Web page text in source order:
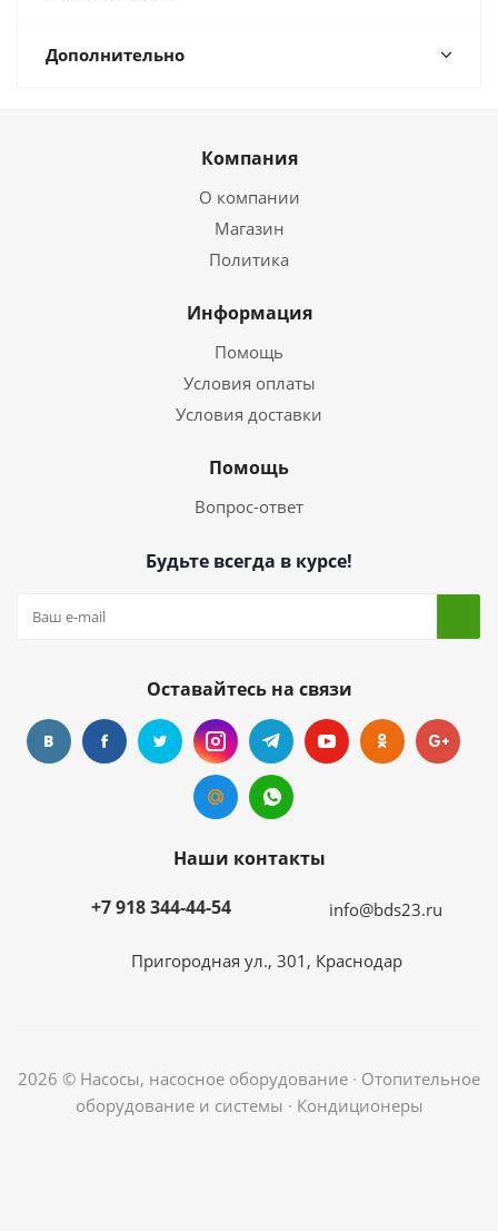
Дополнительно
Компания
О компании
Магазин
Политика
Информация
Помощь
Условия оплаты
Условия доставки
Помощь
Вопрос-ответ
Будьте всегда в курсе!
Оставайтесь на связи
Наши контакты
+7 918 344-44-54
info@bds23.ru
Пригородная ул., 301, Краснодар
2026 © Насосы, насосное оборудование ∙ Отопительное
оборудование и системы ∙ Кондиционеры